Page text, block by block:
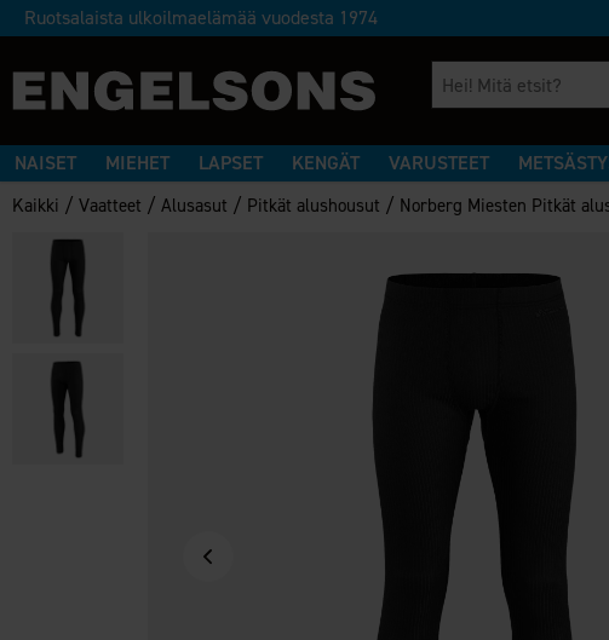
Ruotsalaista ulkoilmaelämää vuodesta 1974
NAISET MIEHET LAPSET KENGÄT VARUSTEET
Kaikki /Vaatteet /Alusasut / Pitkät alushousut / Norberg Miesten Pitkät